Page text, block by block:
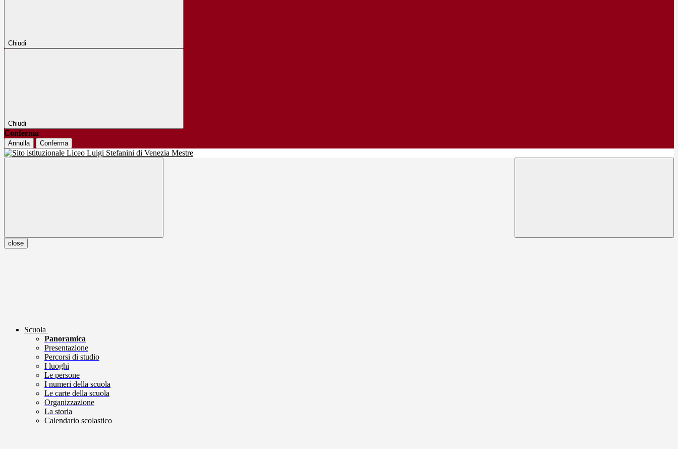
Chiudi
Chiudi
Conferma
Annulla Conferma
close
Scuola
Panoramica
Presentazione
Percorsi di studio
I luoghi
Le persone
I numeri della scuola
Le carte della scuola
Organizzazione
La storia
Calendario scolastico